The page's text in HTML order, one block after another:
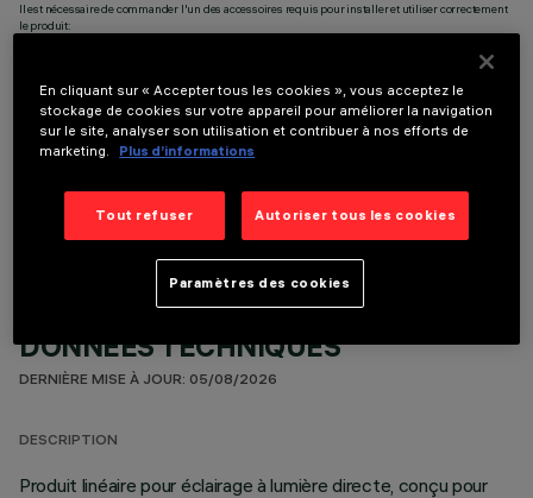
Il est nécessaire de commander l'un des accessoires requis pour installer et utiliser correctement
le produit:
DONNÉES TECHNIQUES
DERNIÈRE MISE À JOUR: 05/08/2026
DESCRIPTION
Produit linéaire pour éclairage à lumière directe, conçu pour
En cliquant sur « Accepter tous les cookies », vous acceptez le
stockage de cookies sur votre appareil pour améliorer la navigation
sur le site, analyser son utilisation et contribuer à nos efforts de
marketing. Plus d’informations
Tout refuser Autoriser tous les cookies
Paramètres des cookies